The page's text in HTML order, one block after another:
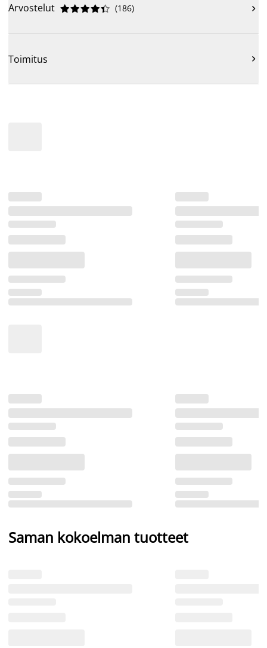
Arvostelut 




 (186) 
Toimitus 
Saman kokoelman tuotteet